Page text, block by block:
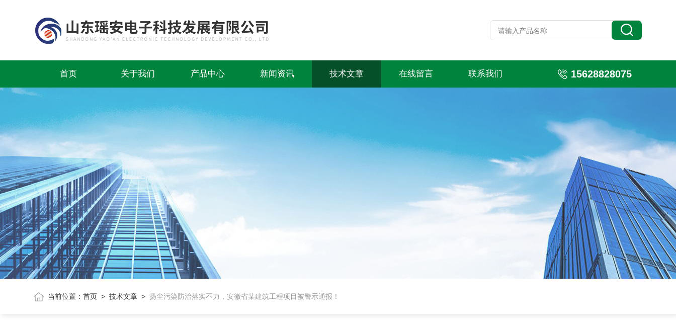
首页 关于我们 产品中心 新闻资讯 技术文章 在线留言 联系我们 15628828075
当前位置：首页 >技术文章 >扬尘污染防治落实不力，安徽省某建筑工程项目被警示通报！